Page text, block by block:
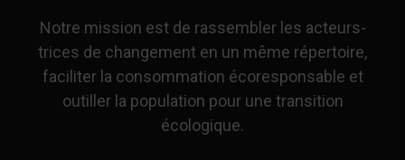
Notre mission est de rassembler les acteurs-
trices de changement en un même répertoire,
faciliter la consommation écoresponsable et
outiller la population pour une transition
écologique.